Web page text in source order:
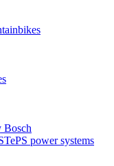
Bosch
power systems